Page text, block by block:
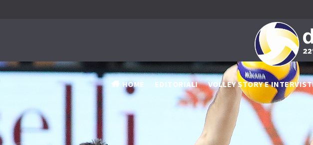
HOME EDITORIALI VOLLEY STORY E